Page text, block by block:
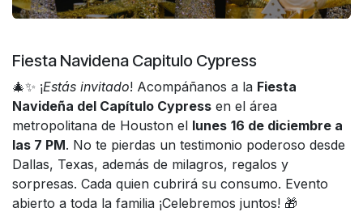
Fiesta Navidena Capitulo Cypress
🎄✨ ¡Estás invitado! Acompáñanos a la Fiesta
Navideña del Capítulo Cypress en el área
metropolitana de Houston el lunes 16 de diciembre a
las 7 PM. No te pierdas un testimonio poderoso desde
Dallas, Texas, además de milagros, regalos y
sorpresas. Cada quien cubrirá su consumo. Evento
abierto a toda la familia ¡Celebremos juntos! 🎁